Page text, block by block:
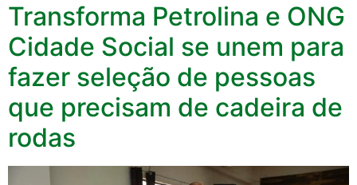
Transforma Petrolina e ONG
Cidade Social se unem para
fazer seleção de pessoas
que precisam de cadeira de
rodas